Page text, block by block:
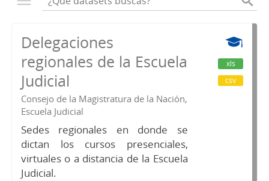
Delegaciones
regionales de la Escuela
Judicial
Consejo de la Magistratura de la Nación,
Escuela Judicial
Sedes regionales en donde se
dictan los cursos presenciales,
virtuales o a distancia de la Escuela
Judicial.
xls
csv